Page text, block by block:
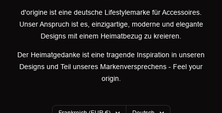
Retoure & Umtausch
Retourenportal
AGB
Widerrufsbelehrung
d'origine ist eine deutsche Lifestylemarke für Accessoires.
Unser Anspruch ist es, einzigartige, moderne und elegante
Designs mit einem Heimatbezug zu kreieren.
Der Heimatgedanke ist eine tragende Inspiration in unseren
Designs und Teil unseres Markenversprechens - Feel your
origin.
Land/Region Sprache